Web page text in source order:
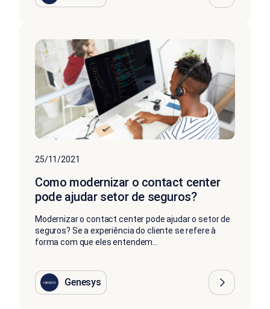
25/11/2021
Como modernizar o contact center
pode ajudar setor de seguros?
Modernizar o contact center pode ajudar o setor de
seguros? Se a experiência do cliente se refere à
forma com que eles entendem...
Genesys